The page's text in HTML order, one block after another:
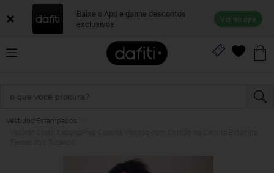
Baixe o App e ganhe descontos
exclusivos
Ver no app
Vestidos Estampados